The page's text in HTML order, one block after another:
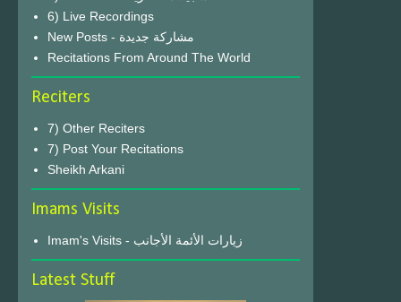
6) Live Recordings
New Posts - مشاركة جديدة
Recitations From Around The World
Reciters
7) Other Reciters
7) Post Your Recitations
Sheikh Arkani
Imams Visits
Imam's Visits - زيارات الأئمة الأجانب
Latest Stuff